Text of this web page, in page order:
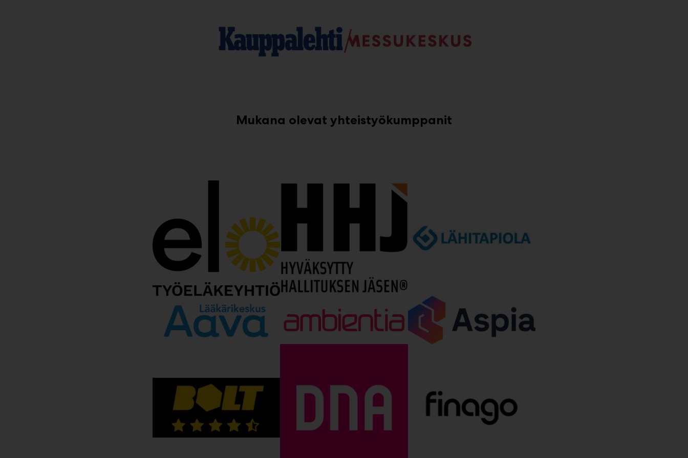
Mukana olevat yhteistyökumppanit